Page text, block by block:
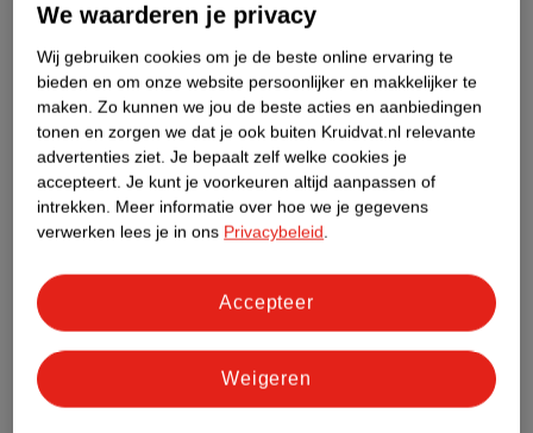
Etiketinformatie
Nature Impact Score
Dit product heeft (nog) geen Nature
Impact Score.
Bestel & Bezorginformatie
We waarderen je privacy
Wij gebruiken cookies om je de beste online ervaring te
bieden en om onze website persoonlijker en makkelijker te
maken. Zo kunnen we jou de beste acties en aanbiedingen
tonen en zorgen we dat je ook buiten Kruidvat.nl relevante
advertenties ziet. Je bepaalt zelf welke cookies je
accepteert. Je kunt je voorkeuren altijd aanpassen of
intrekken. Meer informatie over hoe we je gegevens
verwerken lees je in ons Privacybeleid.
Weigeren
Accepteer